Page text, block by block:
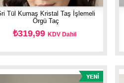
Tül Kumaş Kristal Taş İşlemeli
Örgü Taç
₺319,99KDV Dahil